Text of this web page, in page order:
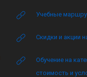
Учебные
Скидки и акции
Обучение на
стоимость и